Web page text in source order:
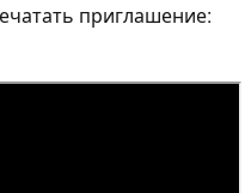
приглашение: